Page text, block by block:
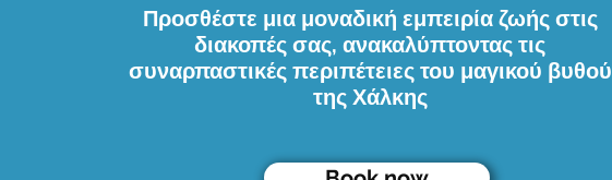
Προσθέστε μια μοναδική εμπειρία ζωής στις
διακοπές σας, ανακαλύπτοντας τις
συναρπαστικές περιπέτειες του μαγικού βυθού
της Χάλκης